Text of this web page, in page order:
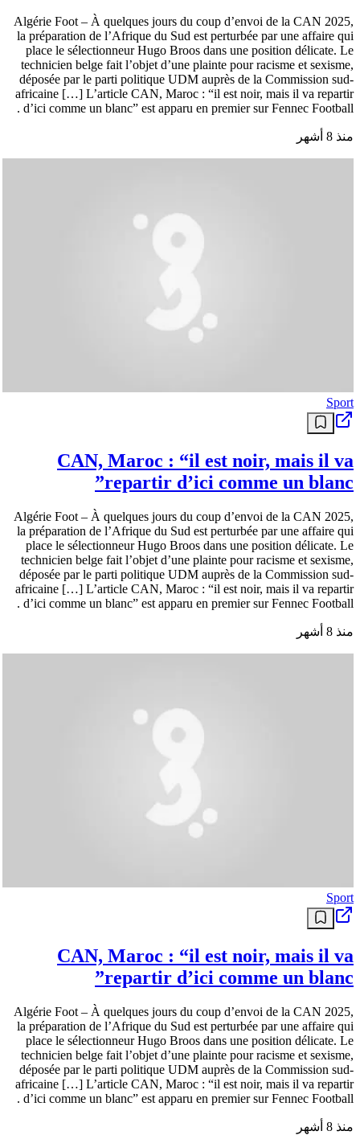
Algérie Foot – À quelques jours du coup d’envoi de la CAN 2025,
la préparation de l’Afrique du Sud est perturbée par une affaire qui
place le sélectionneur Hugo Broos dans une position délicate. Le
technicien belge fait l’objet d’une plainte pour racisme et sexisme,
déposée par le parti politique UDM auprès de la Commission sud-
africaine […] L’article CAN, Maroc : “il est noir, mais il va repartir
d’ici comme un blanc” est apparu en premier sur Fennec Football .
منذ 8 أشهر
Sport
CAN, Maroc : “il est noir, mais il va
repartir d’ici comme un blanc”
Algérie Foot – À quelques jours du coup d’envoi de la CAN 2025,
la préparation de l’Afrique du Sud est perturbée par une affaire qui
place le sélectionneur Hugo Broos dans une position délicate. Le
technicien belge fait l’objet d’une plainte pour racisme et sexisme,
déposée par le parti politique UDM auprès de la Commission sud-
africaine […] L’article CAN, Maroc : “il est noir, mais il va repartir
d’ici comme un blanc” est apparu en premier sur Fennec Football .
منذ 8 أشهر
Sport
CAN, Maroc : “il est noir, mais il va
repartir d’ici comme un blanc”
Algérie Foot – À quelques jours du coup d’envoi de la CAN 2025,
la préparation de l’Afrique du Sud est perturbée par une affaire qui
place le sélectionneur Hugo Broos dans une position délicate. Le
technicien belge fait l’objet d’une plainte pour racisme et sexisme,
déposée par le parti politique UDM auprès de la Commission sud-
africaine […] L’article CAN, Maroc : “il est noir, mais il va repartir
d’ici comme un blanc” est apparu en premier sur Fennec Football .
منذ 8 أشهر